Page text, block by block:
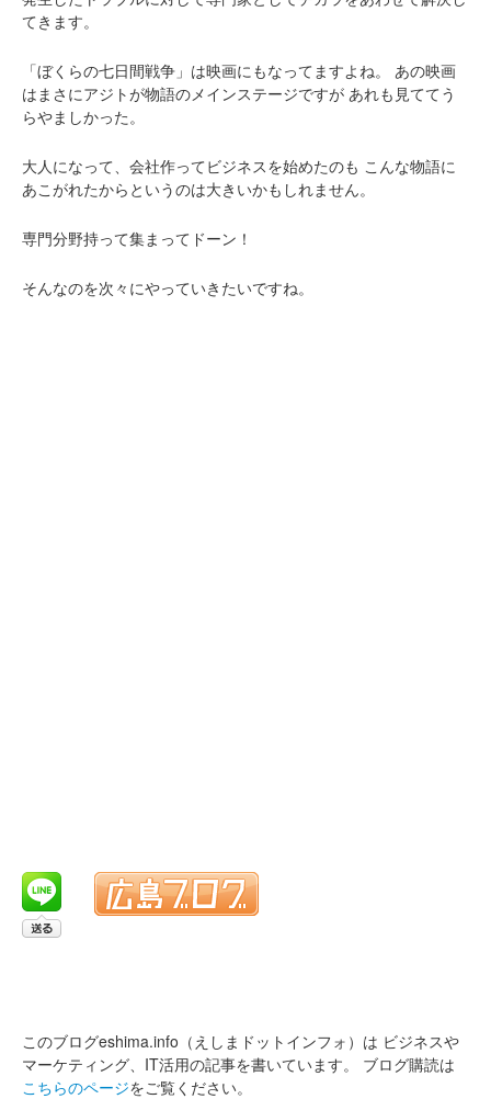
てきます。
「ぼくらの七日間戦争」は映画にもなってますよね。
あの映画
はまさにアジトが物語のメインステージですが あれも見ててう
らやましかった。
大人になって、会社作ってビジネスを始めたのも こんな物語に
あこがれたからというのは大きいかもしれません。
専門分野持って集まってドーン！
そんなのを次々にやっていきたいですね。
このブログeshima.info（えしまドットインフォ）は ビジネスや
マーケティング、IT活用の記事を書いています。
ブログ購読は
こちらのページをご覧ください。